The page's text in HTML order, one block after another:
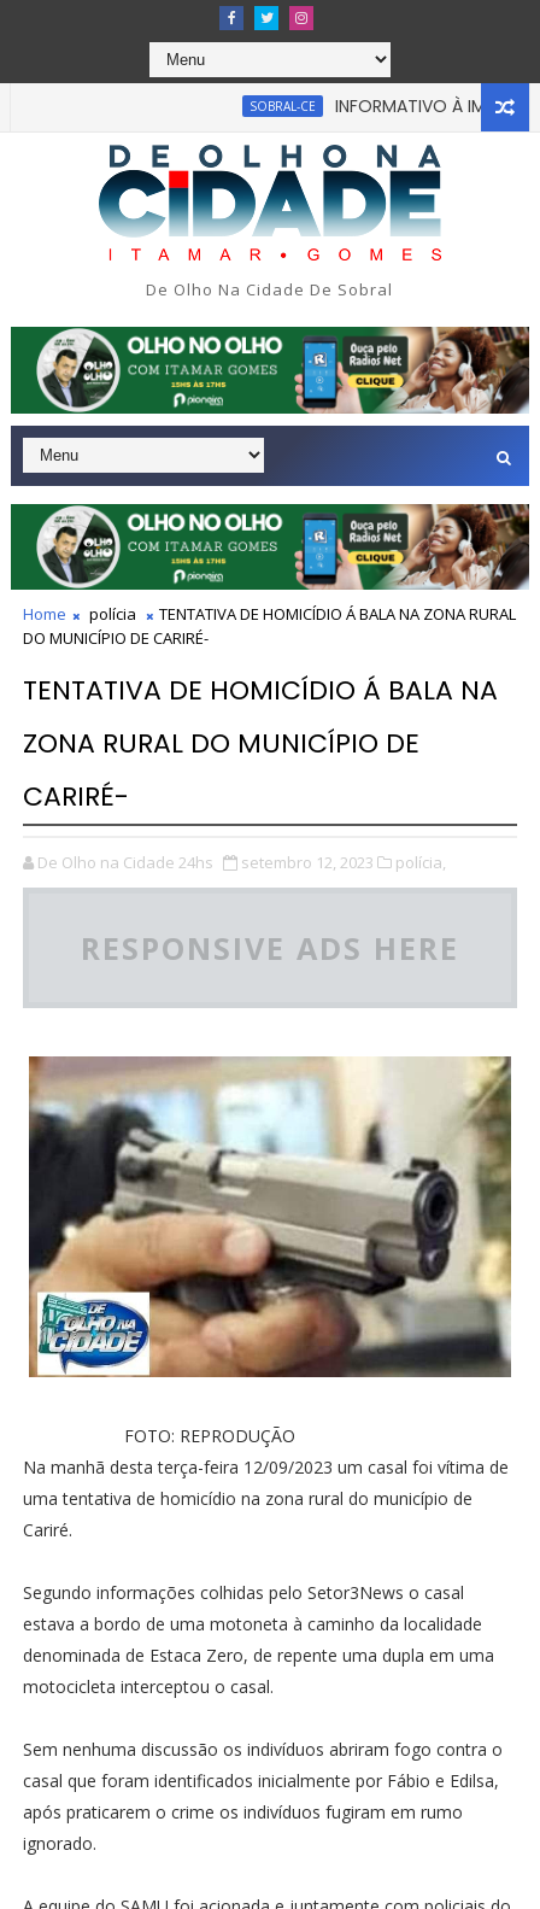
SOBRAL-CE INFORMATIVO À IMPRENSA
De Olho Na Cidade De Sobral
Home polícia
TENTATIVA DE HOMICÍDIO Á BALA NA ZONA RURAL
DO MUNICÍPIO DE CARIRÉ-
TENTATIVA DE HOMICÍDIO Á BALA NA
ZONA RURAL DO MUNICÍPIO DE
CARIRÉ-
De Olho na Cidade 24hs setembro 12, 2023 polícia,
RESPONSIVE ADS HERE
FOTO: REPRODUÇÃO
Na manhã desta terça-feira 12/09/2023 um casal foi vítima de
uma tentativa de homicídio na zona rural do município de
Cariré.
Segundo informações colhidas pelo Setor3News o casal
estava a bordo de uma motoneta à caminho da localidade
denominada de Estaca Zero, de repente uma dupla em uma
motocicleta interceptou o casal.
Sem nenhuma discussão os indivíduos abriram fogo contra o
casal que foram identificados inicialmente por Fábio e Edilsa,
após praticarem o crime os indivíduos fugiram em rumo
ignorado.